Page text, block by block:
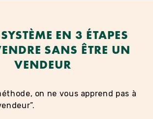
EN 3 ÉTAPES
SANS ÊTRE UN
VENDEUR
on ne vous apprend pas à